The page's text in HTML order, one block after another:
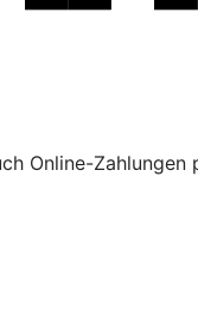
Online-